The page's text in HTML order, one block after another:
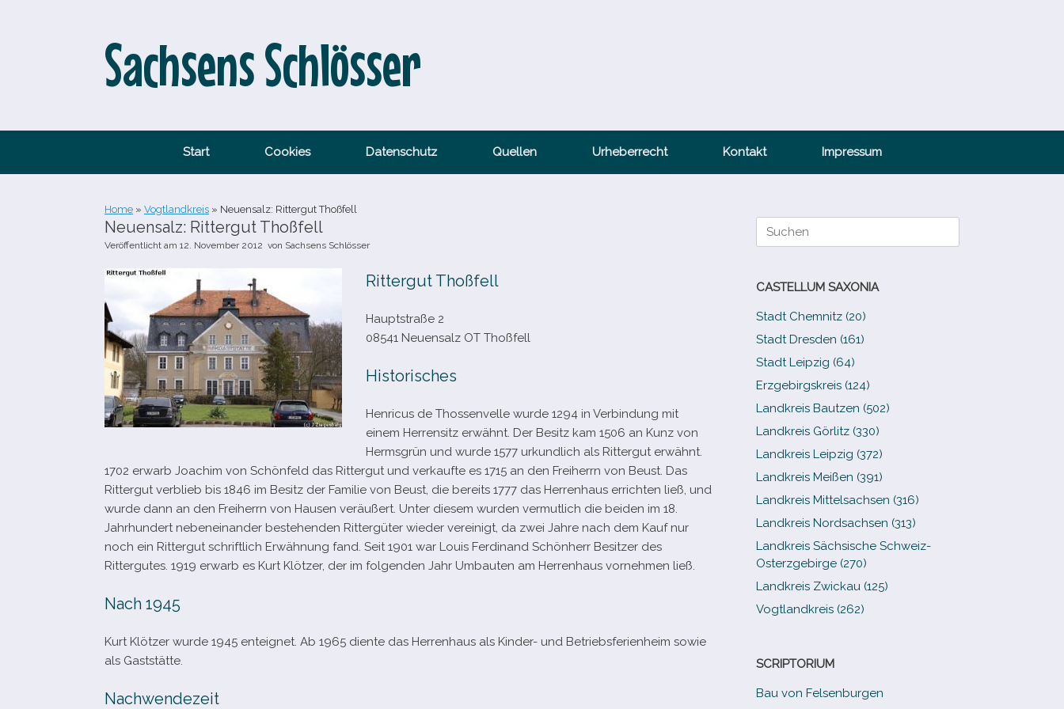
Sachsens Schlösser
Start Cookies Datenschutz Quellen Urheberrecht Kontakt Impressum
Home » Vogtlandkreis » Neuensalz: Rittergut Thoßfell
Neuensalz: Rittergut Thoßfell
Veröffentlicht am 12. November 2012 von Sachsens Schlösser
Rittergut Thoßfell
Hauptstraße 2
08541 Neuensalz OT Thoßfell
Historisches
Henricus de Thossenvelle wurde 1294 in Verbindung mit
einem Herrensitz erwähnt. Der Besitz kam 1506 an Kunz von
Hermsgrün und wurde 1577 urkund­lich als Rittergut erwähnt.
1702 erwarb Joachim von Schönfeld das Rittergut und ver­kaufte es 1715 an den Freiherrn von Beust. Das
Rittergut ver­blieb bis 1846 im Besitz der Familie von Beust, die bereits 1777 das Herrenhaus errich­ten ließ, und
wurde dann an den Freiherrn von Hausen ver­äu­ßert. Unter die­sem wur­den ver­mut­lich die bei­den im 18.
Jahrhundert neben­ein­an­der bestehen­den Rittergüter wie­der ver­ei­nigt, da zwei Jahre nach dem Kauf nur
noch ein Rittergut schrift­lich Erwähnung fand. Seit 1901 war Louis Ferdinand Schönherr Besitzer des
Rittergutes. 1919 erwarb es Kurt Klötzer, der im fol­gen­den Jahr Umbauten am Herrenhaus vor­neh­men ließ.
Nach 1945
Kurt Klötzer wurde 1945 ent­eig­net. Ab 1965 diente das Herrenhaus als Kinder- und Betriebsferienheim sowie
als Gaststätte.
Nachwendezeit
Suche
nach:
CASTELLUM SAXONIA
Stadt Chemnitz (20)
Stadt Dresden (161)
Stadt Leipzig (64)
Erzgebirgskreis (124)
Landkreis Bautzen (502)
Landkreis Görlitz (330)
Landkreis Leipzig (372)
Landkreis Meißen (391)
Landkreis Mittelsachsen (316)
Landkreis Nordsachsen (313)
Landkreis Sächsische Schweiz-​
Osterzgebirge (270)
Landkreis Zwickau (125)
Vogtlandkreis (262)
SCRIPTORIUM
Bau von Felsenburgen